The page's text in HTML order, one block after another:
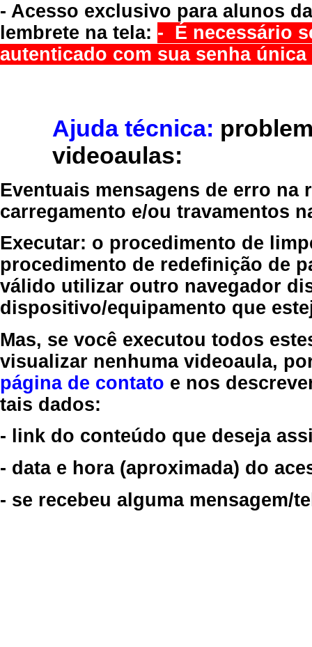
- Acesso exclusivo para alunos
lembrete na tela: - É necessário
autenticado com sua senha
Ajuda técnica:
videoaulas:
Eventuais mensagens de erro
carregamento e/ou travamentos
Executar: o procedimento de
procedimento de redefinição de
válido utilizar outro navegador
dispositivo/equipamento que
Mas, se você executou todos
visualizar nenhuma videoaula,
página de contato e nos
tais dados:
- link do conteúdo que deseja
- data e hora (aproximada) do
- se recebeu alguma mensagem/